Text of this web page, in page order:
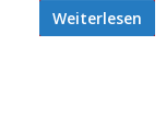
Weiterlesen